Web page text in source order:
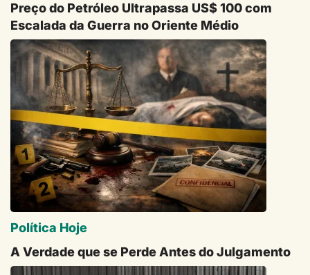
Preço do Petróleo Ultrapassa US$ 100 com
Escalada da Guerra no Oriente Médio
Política Hoje
A Verdade que se Perde Antes do Julgamento